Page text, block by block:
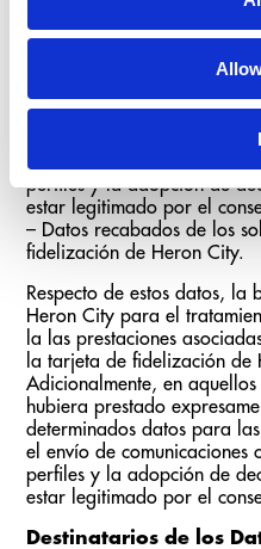
Heron City para el
Adicionalmente, en aquellos
hubiera prestado
determinados datos para
el envío de comunicaciones
perfiles y la adopción de
estar legitimado por el
– Datos recabados de los
fidelización de Heron City.
Respecto de estos datos,
Heron City para el
la las prestaciones
la tarjeta de fidelización de
Adicionalmente, en
hubiera prestado
determinados datos para
el envío de
perfiles y la adopción de
estar legitimado por el
Destinatarios de los